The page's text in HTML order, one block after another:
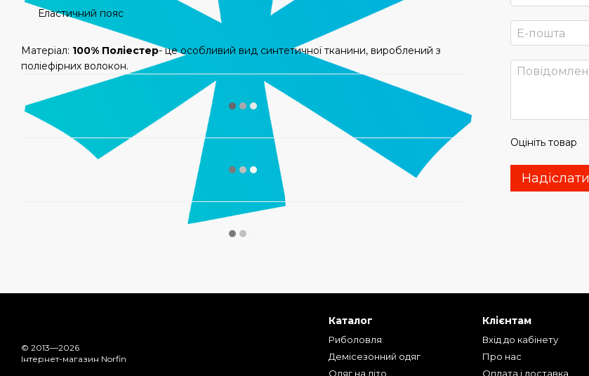
Еластичний пояс
Матеріал: 100% Поліестер- це особливий вид синтетичної тканини, вироблений з
поліефірних волокон.
Оцініть товар
Надіслати
© 2013—2026
Інтернет-магазин Norfin
Каталог
Риболовля
Демісезонний одяг
Одяг на літо
Клієнтам
Вхід до кабінету
Про нас
Оплата і доставка